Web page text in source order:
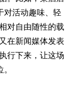
对活动趣味、轻
对自由随性的载
在新闻媒体发表
行下来，让这场